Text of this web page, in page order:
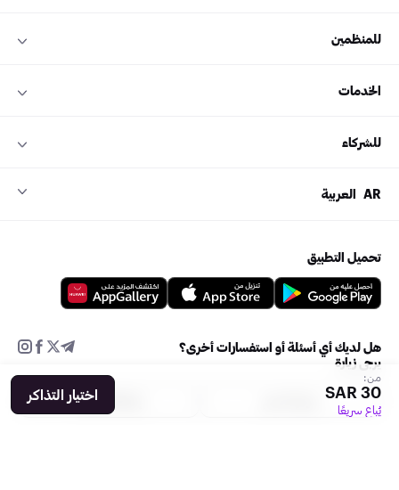
من:
30 SAR
يُباع سريعًا
اختيار التذاكر
للمنظمين
الخدمات
للشركاء
AR العربية
تحميل التطبيق
هل لديك أي أسئلة أو استفسارات أخرى؟
يرجى زيارة
إضافة فعالية